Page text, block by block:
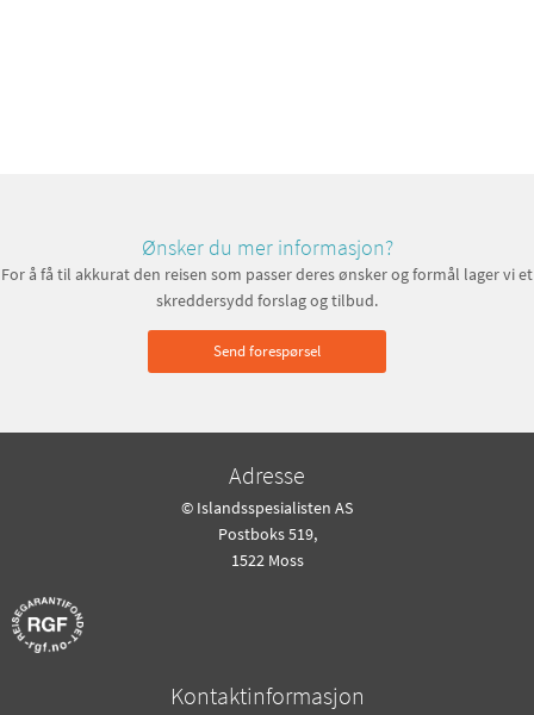
Ønsker du mer informasjon?
For å få til akkurat den reisen som passer deres ønsker og formål lager vi et
skreddersydd forslag og tilbud.
Send forespørsel
Adresse
© Islandsspesialisten AS
Postboks 519,
1522 Moss
Kontaktinformasjon